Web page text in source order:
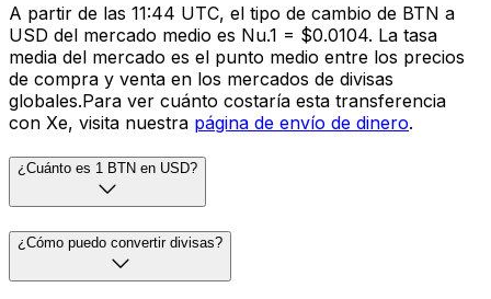
A partir de las 11:44 UTC, el tipo de cambio de BTN a
USD del mercado medio es Nu.1 = $0.0104. La tasa
media del mercado es el punto medio entre los precios
de compra y venta en los mercados de divisas
globales.Para ver cuánto costaría esta transferencia
con Xe, visita nuestra página de envío de dinero.
¿Cuánto es 1 BTN en USD?
¿Cómo puedo convertir divisas?